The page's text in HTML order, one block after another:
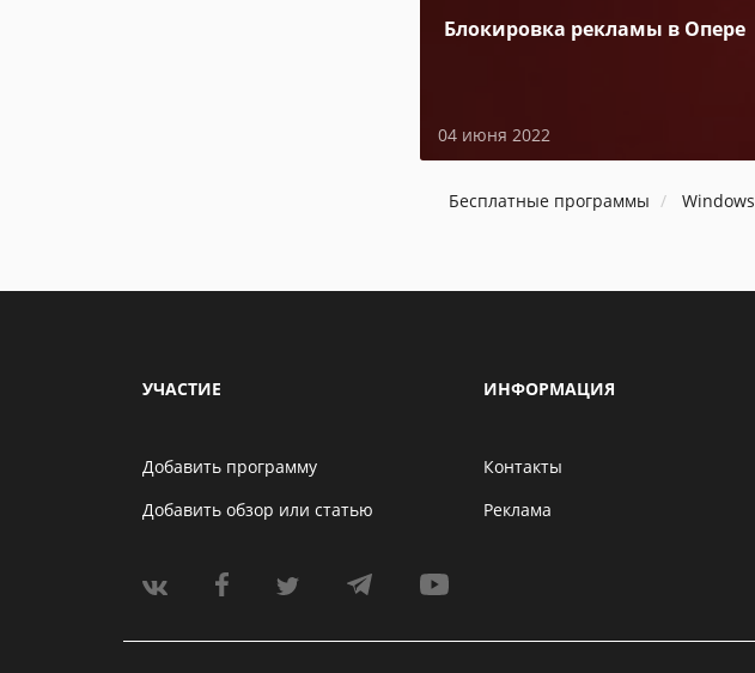
Блокировка рекламы в Опере
04 июня 2022
Бесплатные программы Windows
УЧАСТИЕ
Добавить программу
Добавить обзор или статью
ИНФОРМАЦИЯ
Контакты
Реклама